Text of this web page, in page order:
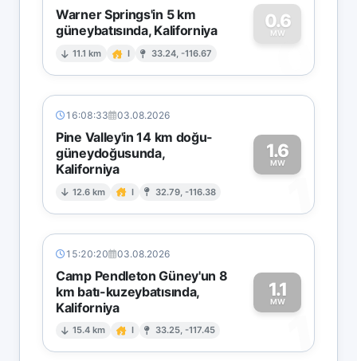
Warner Springs'in 5 km
güneybatısında, Kaliforniya
11.1 km I 33.24, -116.67
0.6
MW
0
16:08:33 03.08.2026
Pine Valley'in 14 km doğu-
güneydoğusunda,
Kaliforniya
12.6 km I 32.79, -116.38
1.6
MW
1
15:20:20 03.08.2026
Camp Pendleton Güney'un 8
km batı-kuzeybatısında,
Kaliforniya
15.4 km I 33.25, -117.45
1.1
MW
1